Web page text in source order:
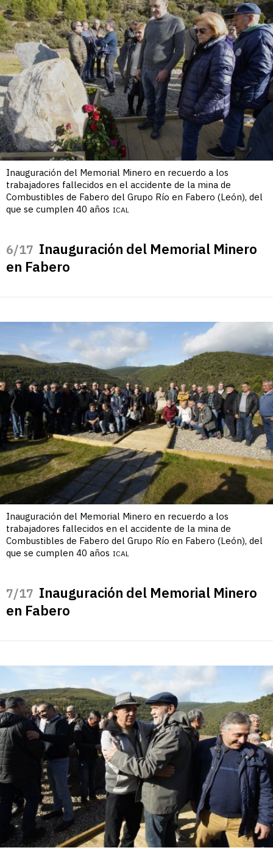
Inauguración del Memorial Minero en recuerdo a los
trabajadores fallecidos en el accidente de la mina de
Combustibles de Fabero del Grupo Río en Fabero (León), del
que se cumplen 40 años ICAL
/17 Inauguración del Memorial Minero
en Fabero
Inauguración del Memorial Minero en recuerdo a los
trabajadores fallecidos en el accidente de la mina de
Combustibles de Fabero del Grupo Río en Fabero (León), del
que se cumplen 40 años ICAL
/17 Inauguración del Memorial Minero
en Fabero